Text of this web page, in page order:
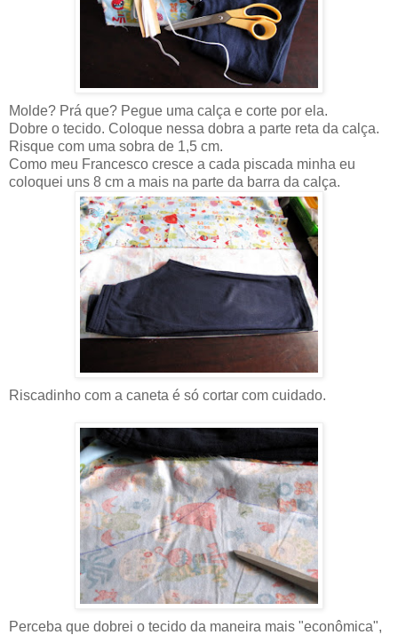
Molde? Prá que? Pegue uma calça e corte por ela.
Dobre o tecido. Coloque nessa dobra a parte reta da calça.
Risque com uma sobra de 1,5 cm.
Como meu Francesco cresce a cada piscada minha eu
coloquei uns 8 cm a mais na parte da barra da calça.
Riscadinho com a caneta é só cortar com cuidado.
Perceba que dobrei o tecido da maneira mais "econômica",